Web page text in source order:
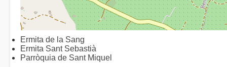
Ermita de la Sang
Ermita Sant Sebastià
Parròquia de Sant Miquel